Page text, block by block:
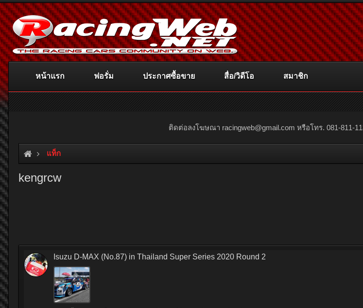
ติดต่อลงโฆษณา racingweb@gmail.com หรือโทร. 081-811-
แท็ก
kengrcw
Isuzu D-MAX (No.87) in Thailand Super Series 2020 Round 2
หน้าแรก ฟอรั่ม ประกาศซื้อขาย สื่อ/วิดีโอ สมาชิก